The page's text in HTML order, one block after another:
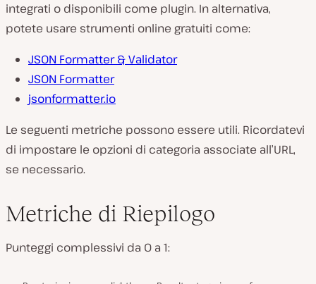
integrati o disponibili come plugin. In alternativa,
potete usare strumenti online gratuiti come:
JSON Formatter & Validator
JSON Formatter
jsonformatter.io
Le seguenti metriche possono essere utili. Ricordatevi
di impostare le opzioni di categoria associate all’URL,
se necessario.
Metriche di Riepilogo
Punteggi complessivi da 0 a 1: